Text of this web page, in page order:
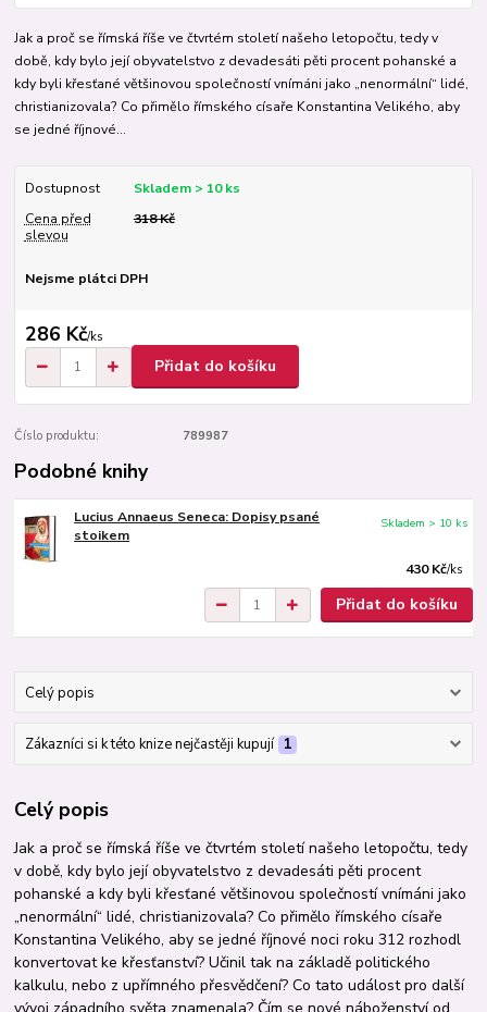
Jak a proč se římská říše ve čtvrtém století našeho letopočtu, tedy v
době, kdy bylo její obyvatelstvo z devadesáti pěti procent pohanské a
kdy byli křesťané většinovou společností vnímáni jako „nenormální“ lidé,
christianizovala? Co přimělo římského císaře Konstantina Velikého, aby
se jedné říjnové...
Dostupnost
Skladem > 10 ks
Cena před
slevou
318 Kč
Nejsme plátci DPH
286 Kč/ks
Přidat do košíku
Číslo produktu: 789987
Podobné knihy
Lucius Annaeus Seneca: Dopisy psané
stoikem
430 Kč/ks
Skladem > 10 ks
Přidat do košíku
Celý popis
Zákazníci si k této knize nejčastěji kupují 1
Celý popis
Jak a proč se římská říše ve čtvrtém století našeho letopočtu, tedy
v době, kdy bylo její obyvatelstvo z devadesáti pěti procent
pohanské a kdy byli křesťané většinovou společností vnímáni jako
„nenormální“ lidé, christianizovala? Co přimělo římského císaře
Konstantina Velikého, aby se jedné říjnové noci roku 312 rozhodl
konvertovat ke křesťanství? Učinil tak na základě politického
kalkulu, nebo z upřímného přesvědčení? Co tato událost pro další